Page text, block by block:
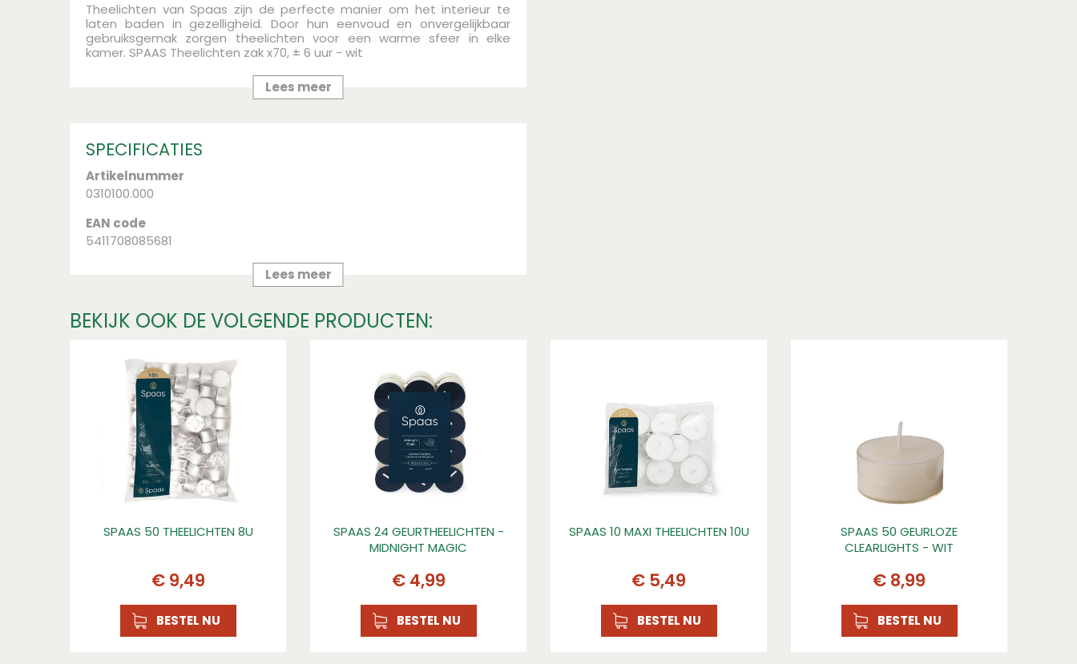
Theelichten van Spaas zijn de perfecte manier om het interieur te
laten baden in gezelligheid. Door hun eenvoud en onvergelijkbaar
gebruiksgemak zorgen theelichten voor een warme sfeer in elke
kamer. SPAAS Theelichten zak x70, ± 6 uur - wit
Lees meer
SPECIFICATIES
Artikelnummer
0310100.000
EAN code
5411708085681
Breedte (mm)
Lengte (mm)
Hoogte (mm)
Lees meer
BEKIJK OOK DE VOLGENDE PRODUCTEN:
SPAAS 50 THEELICHTEN 8U
€ 9,49
BESTEL NU
SPAAS 24 GEURTHEELICHTEN -
MIDNIGHT MAGIC
€ 4,99
BESTEL NU
SPAAS 10 MAXI THEELICHTEN 10U
€ 5,49
BESTEL NU
SPAAS 50 GEURLOZE
CLEARLIGHTS - WIT
€ 8,99
BESTEL NU